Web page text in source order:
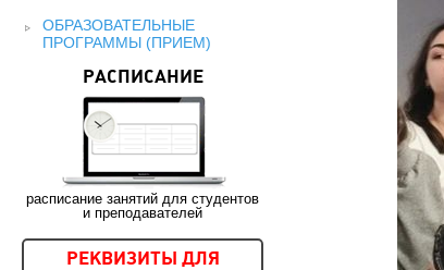
ОБРАЗОВАТЕЛЬНЫЕ
ПРОГРАММЫ (ПРИЕМ)
РАСПИСАНИЕ
расписание занятий для студентов
и преподавателей
РЕКВИЗИТЫ ДЛЯ